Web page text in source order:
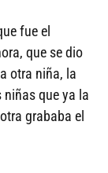
fue el
que se dio
otra niña, la
que ya la
grababa el